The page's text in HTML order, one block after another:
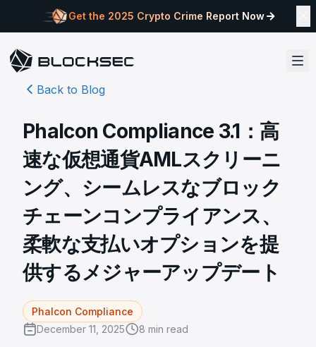
Get the 2025 Crypto Crime Report Now
Back to Blog
Phalcon Compliance 3.1：高
速な仮想通貨AMLスクリーニ
ング、シームレスなブロック
チェーンコンプライアンス、
柔軟な支払いオプションを提
供するメジャーアップデート
Phalcon Compliance
December 11, 2025
8 min read